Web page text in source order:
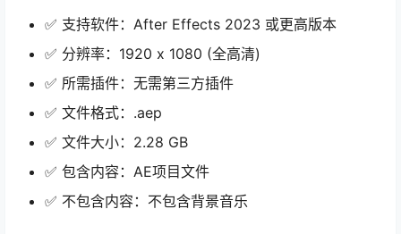
✅ 支持软件：After Effects 2023 或更高版本
✅ 分辨率：1920 x 1080 (全高清)
✅ 所需插件：无需第三方插件
✅ 文件格式：.aep
✅ 文件大小：2.28 GB
✅ 包含内容：AE项目文件
✅ 不包含内容：不包含背景音乐